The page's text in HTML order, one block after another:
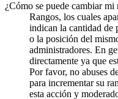
¿Cómo se puede cambiar mi
Rangos, los cuales
indican la cantidad de
o la posición del
administradores. En
directamente ya que
Por favor, no abuses
para incrementar su
esta acción y